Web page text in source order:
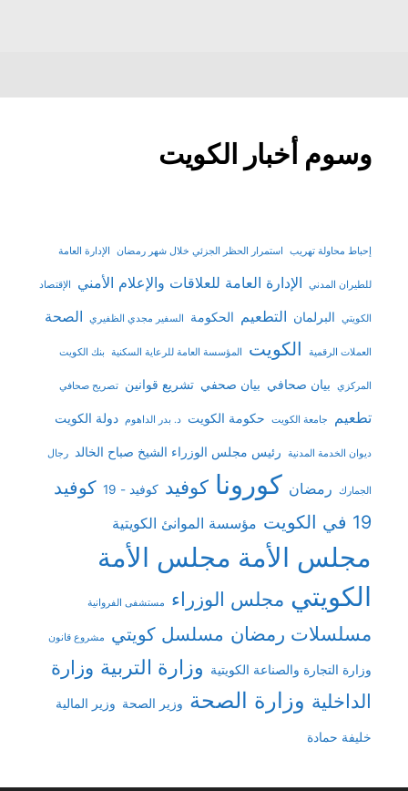
وسوم أخبار الكويت
إحباط محاولة تهريب استمرار الحظر الجزئي خلال شهر رمضان الإدارة العامة
للطيران المدني الإدارة العامة للعلاقات والإعلام الأمني الإقتصاد
الكويتي البرلمان التطعيم الحكومة السفير مجدي الظفيري الصحة
العملات الرقمية الكويت المؤسسة العامة للرعاية السكنية بنك الكويت
المركزي بيان صحافي بيان صحفي تشريع قوانين تصريح صحافي
تطعيم جامعة الكويت حكومة الكويت د. بدر الداهوم دولة الكويت
ديوان الخدمة المدنية رئيس مجلس الوزراء الشيخ صباح الخالد رجال
الجمارك رمضان كورونا كوفيد كوفيد - 19
كوفيد
19 في الكويت
مؤسسة الموانئ الكويتية
مجلس الأمة مجلس الأمة
الكويتي مجلس الوزراء مستشفى الفروانية
مسلسلات رمضان مسلسل كويتي مشروع قانون
وزارة التجارة والصناعة الكويتية وزارة التربية وزارة
الداخلية وزارة الصحة وزير الصحة وزير المالية
خليفة حمادة